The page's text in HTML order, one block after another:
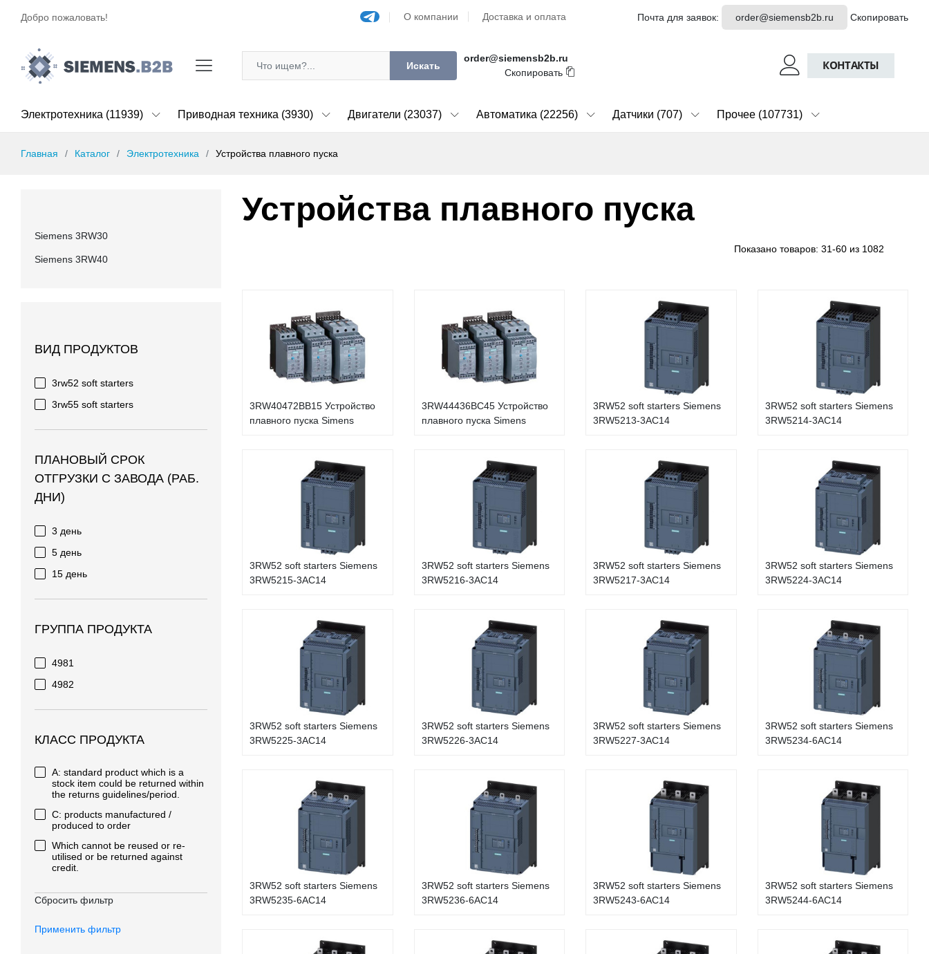
Добро пожаловать! О компании Доставка и оплата Почта для заявок: order@siemensb2b.ru Скопировать
Искать
order@siemensb2b.ru
Скопировать
КОНТАКТЫ
Электротехника (11939) Приводная техника (3930) Двигатели (23037) Автоматика (22256) Датчики (707) Прочее (107731)
Главная Каталог Электротехника Устройства плавного пуска
Siemens 3RW30
Siemens 3RW40
ВИД ПРОДУКТОВ
3rw52 soft starters
3rw55 soft starters
ПЛАНОВЫЙ СРОК
ОТГРУЗКИ С ЗАВОДА (РАБ.
ДНИ)
3 день
5 день
15 день
ГРУППА ПРОДУКТА
4981
4982
КЛАСС ПРОДУКТА
A: standard product which is a
stock item could be returned within
the returns guidelines/period.
C: products manufactured /
produced to order
Which cannot be reused or re-
utilised or be returned against
credit.
Сбросить фильтр
Применить фильтр
Устройства плавного пуска
Показано товаров: 31-60 из 1082
3RW40472BB15 Устройство
плавного пуска Simens
3RW44436BC45 Устройство
плавного пуска Simens
3RW52 soft starters Siemens
3RW5213-3AC14
3RW52 soft starters Siemens
3RW5214-3AC14
3RW52 soft starters Siemens
3RW5215-3AC14
3RW52 soft starters Siemens
3RW5216-3AC14
3RW52 soft starters Siemens
3RW5217-3AC14
3RW52 soft starters Siemens
3RW5224-3AC14
3RW52 soft starters Siemens
3RW5225-3AC14
3RW52 soft starters Siemens
3RW5226-3AC14
3RW52 soft starters Siemens
3RW5227-3AC14
3RW52 soft starters Siemens
3RW5234-6AC14
3RW52 soft starters Siemens
3RW5235-6AC14
3RW52 soft starters Siemens
3RW5236-6AC14
3RW52 soft starters Siemens
3RW5243-6AC14
3RW52 soft starters Siemens
3RW5244-6AC14